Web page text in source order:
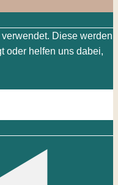
Diese werden
oder helfen uns dabei,